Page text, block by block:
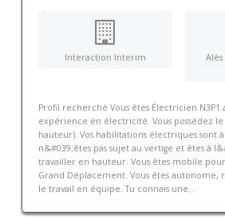
Interaction Interim
Profil recherché Vous êtes Électricien N3P1
expérience en électricité. Vous possédez le
hauteur). Vos habilitations électriques sont
n&#039;êtes pas sujet au vertige et êtes à
travailler en hauteur. Vous êtes mobile
Grand Déplacement. Vous êtes autonome,
le travail en équipe. Tu connais une...